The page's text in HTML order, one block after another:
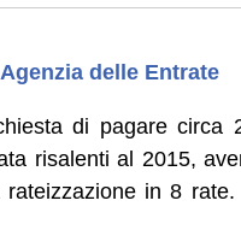
delle Entrate
di pagare
risalenti al 2015,
in 8 rate.